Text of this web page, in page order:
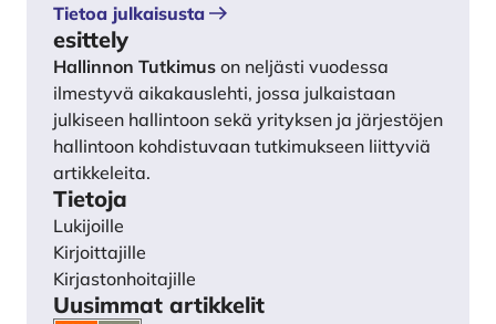
Tietoa julkaisusta
esittely
Hallinnon Tutkimus on neljästi vuodessa
ilmestyvä aikakauslehti, jossa julkaistaan
julkiseen hallintoon sekä yrityksen ja järjestöjen
hallintoon kohdistuvaan tutkimukseen liittyviä
artikkeleita.
Tietoja
Lukijoille
Kirjoittajille
Kirjastonhoitajille
Uusimmat artikkelit